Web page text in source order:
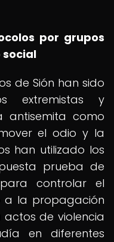
por grupos
social
de Sión han sido
extremistas y
antisemita como
el odio y la
han utilizado los
prueba de
controlar el
a la propagación
de violencia
en diferentes